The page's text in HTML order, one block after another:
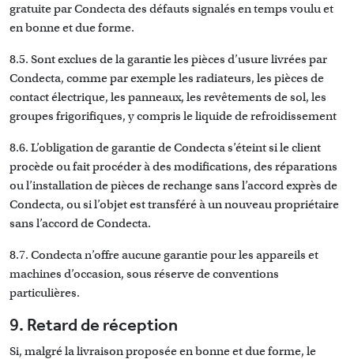
gratuite par Condecta des défauts signalés en temps voulu et
en bonne et due forme.
8.5. Sont exclues de la garantie les pièces d’usure livrées par
Condecta, comme par exemple les radiateurs, les pièces de
contact électrique, les panneaux, les revêtements de sol, les
groupes frigorifiques, y compris le liquide de refroidissement
8.6. L’obligation de garantie de Condecta s’éteint si le client
procède ou fait procéder à des modifications, des réparations
ou l’installation de pièces de rechange sans l’accord exprès de
Condecta, ou si l’objet est transféré à un nouveau propriétaire
sans l’accord de Condecta.
8.7. Condecta n’offre aucune garantie pour les appareils et
machines d’occasion, sous réserve de conventions
particulières.
9. Retard de réception
Si, malgré la livraison proposée en bonne et due forme, le